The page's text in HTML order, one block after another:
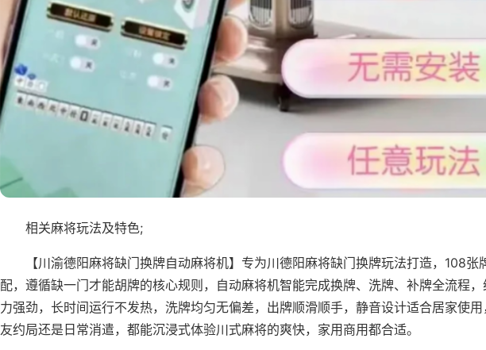
相关麻将玩法及特色;
【川渝德阳麻将缺门换牌自动麻将机】专为川德阳麻将缺门换牌玩法打造，108张
配，遵循缺一门才能胡牌的核心规则，自动麻将机智能完成换牌、洗牌、补牌全流程
力强劲，长时间运行不发热，洗牌均匀无偏差，出牌顺滑顺手，静音设计适合居家使
友约局还是日常消遣，都能沉浸式体验川式麻将的爽快，家用商用都合适。